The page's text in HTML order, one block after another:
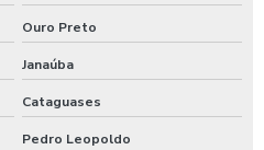
de veiculos
Ouro Preto
Janaúba
Cataguases
Pedro Leopoldo